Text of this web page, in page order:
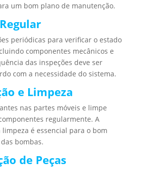
um bom plano de manutenção.
periódicas para verificar o estado
componentes mecânicos e
das inspeções deve ser
com a necessidade do sistema.
e Limpeza
nas partes móveis e limpe
regularmente. A
é essencial para o bom
bombas.
de Peças